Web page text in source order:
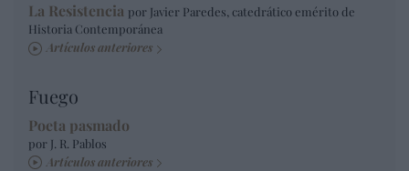
La Resistencia por Javier Paredes, catedrático emérito de
Historia Contemporánea
Artículos anteriores
Fuego
Poeta pasmado
por J. R. Pablos
Artículos anteriores